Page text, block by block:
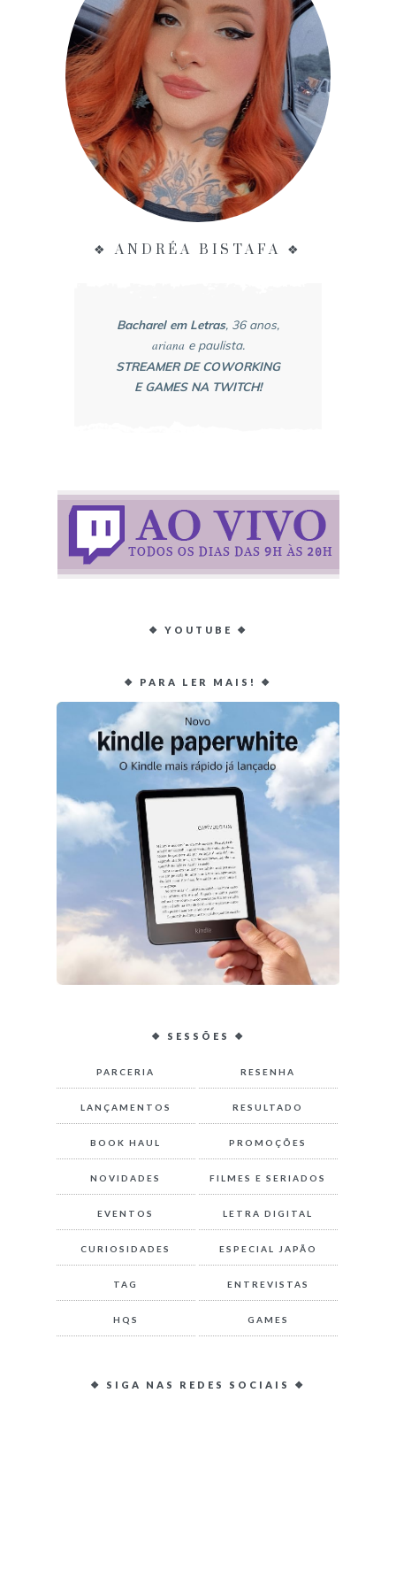
❖ ANDRÉA BISTAFA ❖
Bacharel em Letras, 36 anos,
arianae paulista.
STREAMER DE COWORKING
E GAMES NA TWITCH!
❖ YOUTUBE ❖
❖ PARA LER MAIS! ❖
❖ SESSÕES ❖
PARCERIA RESENHA
LANÇAMENTOS RESULTADO
BOOK HAUL PROMOÇÕES
NOVIDADES FILMES E SERIADOS
EVENTOS LETRA DIGITAL
CURIOSIDADES ESPECIAL JAPÃO
TAG ENTREVISTAS
HQS GAMES
❖ SIGA NAS REDES SOCIAIS ❖